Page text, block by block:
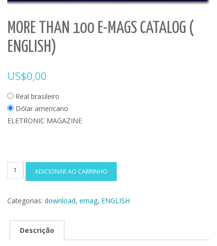
MORE THAN 100 E-MAGS CATALOG (
ENGLISH)
US$0,00
Real brasileiro
Dólar americano
ELETRONIC MAGAZINE
MORE
THAN
E-
CATALOG
(
ADICIONAR AO CARRINHO
Categorias: download, emag, ENGLISH
Descrição